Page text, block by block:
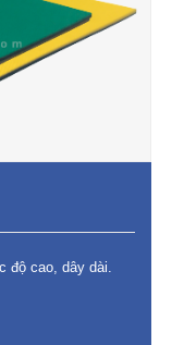
độ cao, dây dài.